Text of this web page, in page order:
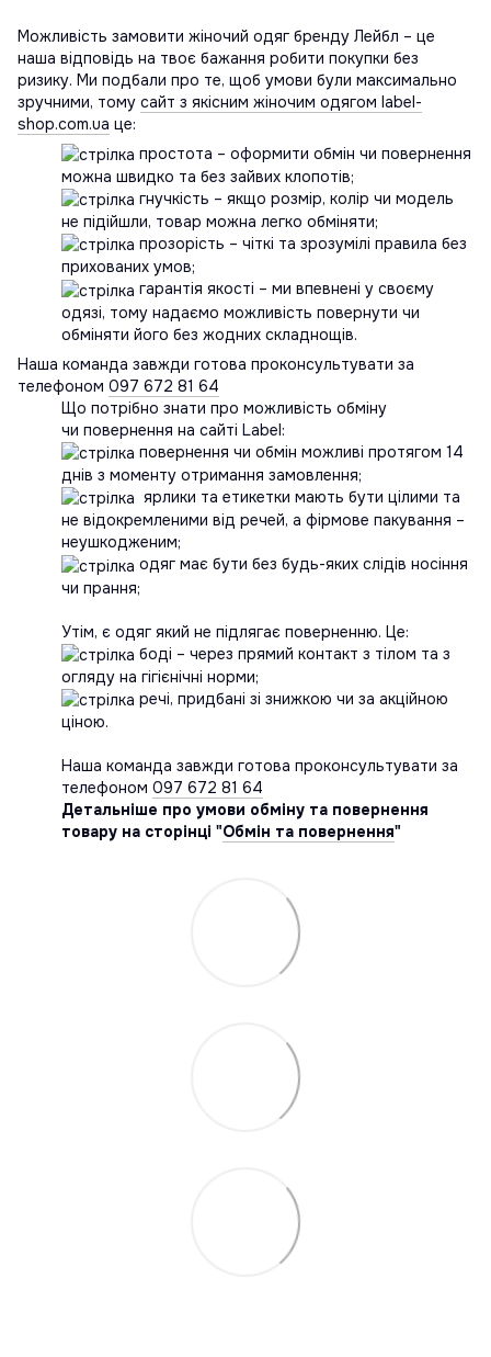
Можливість замовити жіночий одяг бренду Лейбл – це
наша відповідь на твоє бажання робити покупки без
ризику. Ми подбали про те, щоб умови були максимально
зручними, тому сайт з якісним жіночим одягом label-
shop.com.ua це:
простота – оформити обмін чи повернення
можна швидко та без зайвих клопотів;
гнучкість – якщо розмір, колір чи модель
не підійшли, товар можна легко обміняти;
прозорість – чіткі та зрозумілі правила без
прихованих умов;
гарантія якості – ми впевнені у своєму
одязі, тому надаємо можливість повернути чи
обміняти його без жодних складнощів.
Наша команда завжди готова проконсультувати за
телефоном 097 672 81 64
Що потрібно знати про можливість обміну
чи повернення на сайті Label:
повернення чи обмін можливі протягом 14
днів з моменту отримання замовлення;
ярлики та етикетки мають бути цілими та
не відокремленими від речей, а фірмове пакування –
неушкодженим;
одяг має бути без будь-яких слідів носіння
чи прання;
Утім, є одяг який не підлягає поверненню. Це:
боді – через прямий контакт з тілом та з
огляду на гігієнічні норми;
речі, придбані зі знижкою чи за акційною
ціною.
Наша команда завжди готова проконсультувати за
телефоном 097 672 81 64
Детальніше про умови обміну та повернення
товару на сторінці "Обмін та повернення"